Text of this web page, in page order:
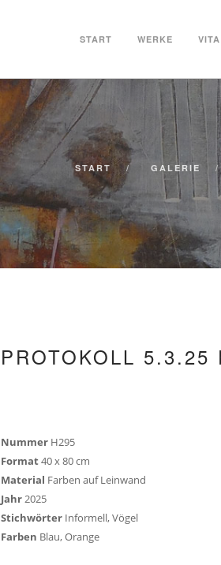
START WERKE VITA
START GALERIE
PROTOKOLL 5.3.25
NummerH295
Format40 x 80 cm
Material Farben auf Leinwand
Jahr2025
StichwörterInformell, Vögel
Farben Blau, Orange